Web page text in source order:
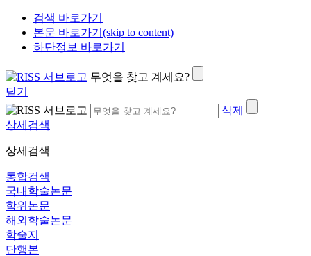
검색 바로가기
본문 바로가기(skip to content)
하단정보 바로가기
무엇을 찾고 계세요?
닫기
삭제
상세검색
상세검색
통합검색
국내학술논문
학위논문
해외학술논문
학술지
단행본